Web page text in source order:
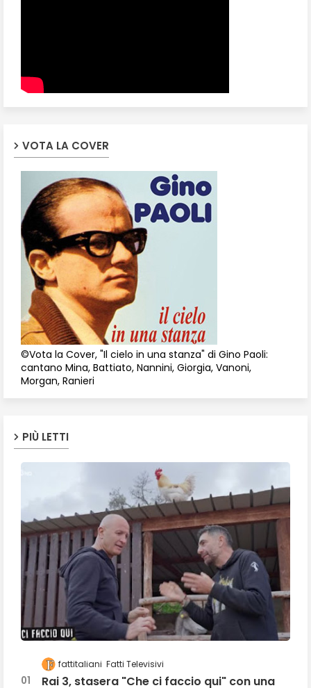
VOTA LA COVER
©Vota la Cover, "Il cielo in una stanza" di Gino Paoli:
cantano Mina, Battiato, Nannini, Giorgia, Vanoni,
Morgan, Ranieri
PIÙ LETTI
fattitaliani Fatti Televisivi
Rai 3, stasera "Che ci faccio qui" con una